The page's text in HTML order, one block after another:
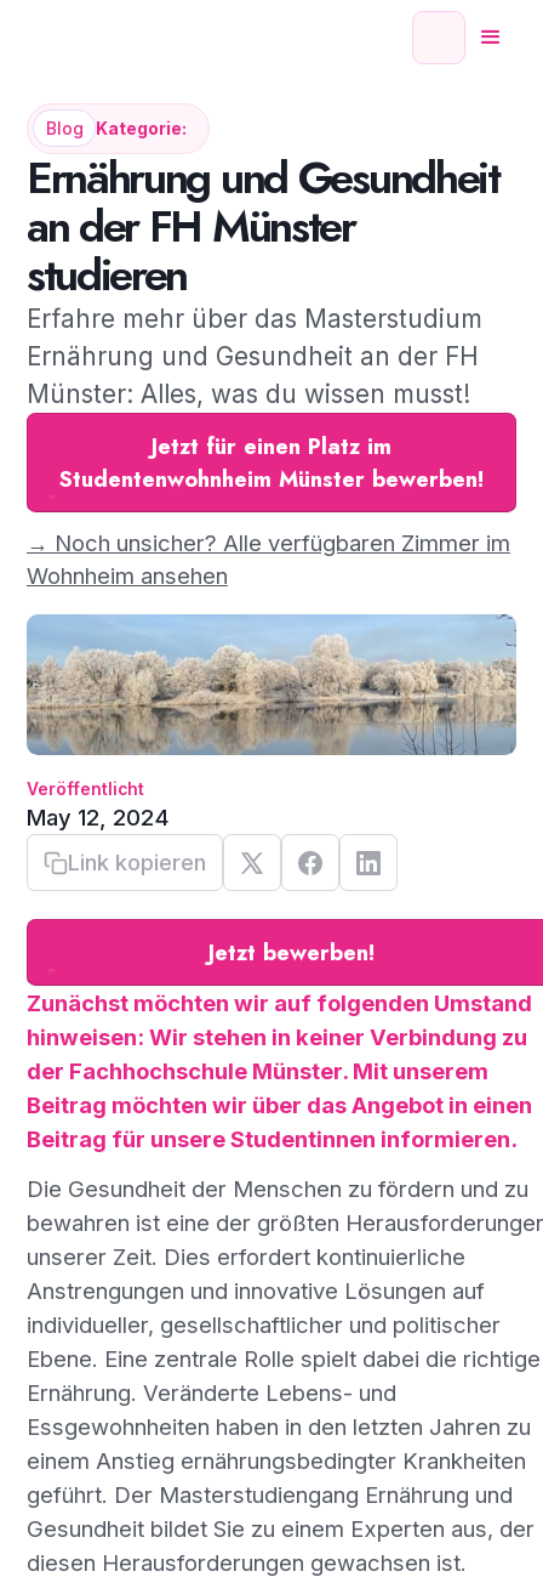
Blog Kategorie:
Ernährung und Gesundheit
an der FH Münster
studieren
Erfahre mehr über das Masterstudium
Ernährung und Gesundheit an der FH
Münster: Alles, was du wissen musst!
Jetzt für einen Platz im
Studentenwohnheim Münster bewerben!
→ Noch unsicher? Alle verfügbaren Zimmer im
Wohnheim ansehen
Veröffentlicht
May 12, 2024
Link kopieren
Jetzt bewerben!
Zunächst möchten wir auf folgenden Umstand
hinweisen: Wir stehen in keiner Verbindung zu
der Fachhochschule Münster. Mit unserem
Beitrag möchten wir über das Angebot in einen
Beitrag für unsere Studentinnen informieren.
Die Gesundheit der Menschen zu fördern und zu
bewahren ist eine der größten
unserer Zeit. Dies erfordert kontinuierliche
Anstrengungen und innovative Lösungen auf
individueller, gesellschaftlicher und politischer
Ebene. Eine zentrale Rolle spielt dabei die richtige
Ernährung. Veränderte Lebens- und
Essgewohnheiten haben in den letzten Jahren zu
einem Anstieg ernährungsbedingter Krankheiten
geführt. Der Masterstudiengang Ernährung und
Gesundheit bildet Sie zu einem Experten aus, der
diesen Herausforderungen gewachsen ist.